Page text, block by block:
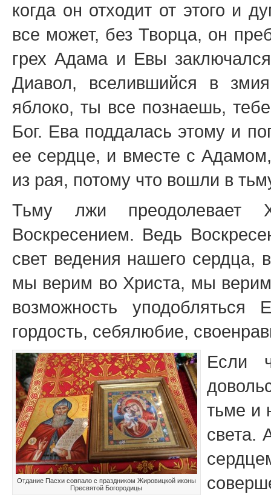
когда он отходит от этого и
все может, без Творца, он
грех Адама и Евы
Диавол, вселившийся в
яблоко, ты все познаешь,
Бог. Ева поддалась этому и
ее сердце, и вместе с
из рая, потому что вошли в
Тьму лжи преодолевает
Воскресением. Ведь
свет ведения нашего сердца,
мы верим во Христа, мы
возможность
гордость, себялюбие,
Отдание Пасхи совпало с праздником Жировицкой иконы
Пресвятой Богородицы
Если
тьме и
света.